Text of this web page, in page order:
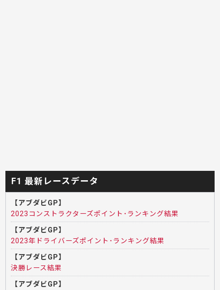
F1 最新レースデータ
【アブダビGP】
2023コンストラクターズポイント･ランキング結果
【アブダビGP】
2023年ドライバーズポイント･ランキング結果
【アブダビGP】
決勝レース結果
【アブダビGP】